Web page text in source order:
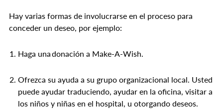
Hay varias formas de involucrarse en el proceso para
conceder un deseo, por ejemplo:
Haga una donación a Make-A-Wish.
Ofrezca su ayuda a su grupo organizacional local. Usted
puede ayudar traduciendo, ayudar en la oficina, visitar a
los niños y niñas en el hospital, u otorgando deseos.